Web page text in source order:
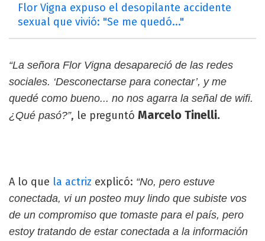
Flor Vigna expuso el desopilante accidente
sexual que vivió: "Se me quedó..."
“La señora Flor Vigna desapareció de las redes
sociales. ‘Desconectarse para conectar’, y me
quedé como bueno... no nos agarra la señal de wifi.
¿Qué pasó?”, le preguntó Marcelo Tinelli.
A lo que la actriz explicó: “No, pero estuve
conectada, vi un posteo muy lindo que subiste vos
de un compromiso que tomaste para el país, pero
estoy tratando de estar conectada a la información